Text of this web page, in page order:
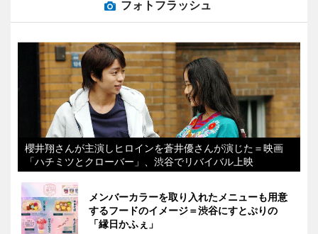
フォトフラッシュ
櫻井翔さんが主演しヒロインを蒼井優さんが演じた＝映画
「ハチミツとクローバー」、渋谷でリバイバル上映
メンバーカラーを取り入れたメニューも用意
するフードのイメージ＝渋谷にすとぷりの
「縁日かふぇ」